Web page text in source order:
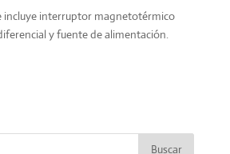
incluye interruptor magnetotérmico
y fuente de alimentación.